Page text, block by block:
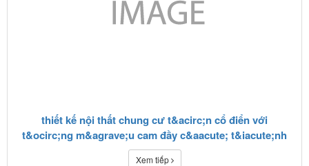
thiết kế nội thất chung cư t&acirc;n cổ điển với
t&ocirc;ng m&agrave;u cam đầy c&aacute; t&iacute;nh
Xem tiếp